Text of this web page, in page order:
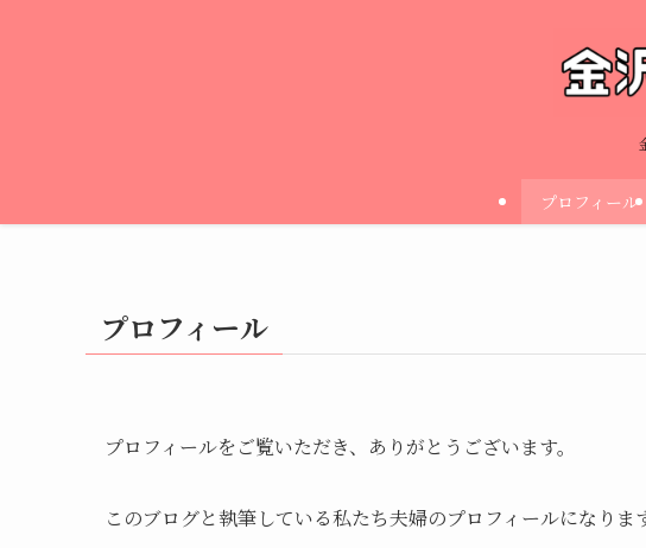
プロフィール
プロフィール
プロフィールをご覧いただき、ありがとうございます。
このブログと執筆している私たち夫婦のプロフィールになります